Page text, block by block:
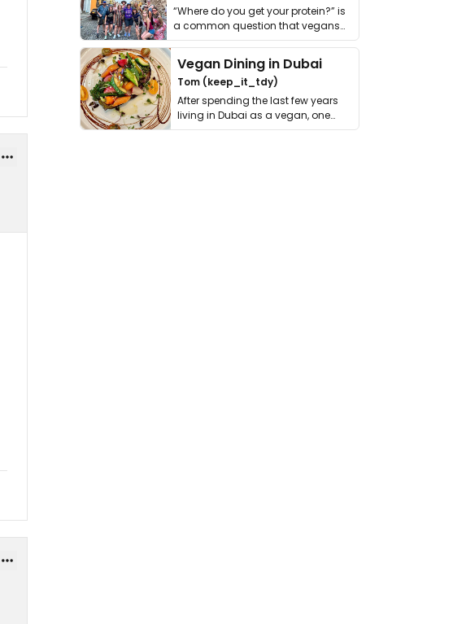
“Where do you get your protein?” is
a common question that vegans
get asked. …
Vegan Dining in Dubai
Tom (keep_it_tdy)
After spending the last few years
living in Dubai as a vegan, one
thing has …